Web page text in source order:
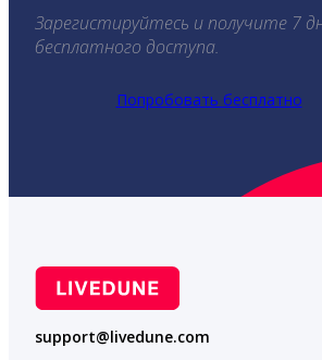
Зарегистируйтесь и получите 7
бесплатного доступа.
Попробовать бесплатно
support@livedune.com